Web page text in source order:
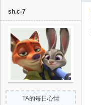
sh.c-7
TA的每日心情